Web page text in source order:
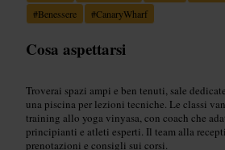
#Benessere #CanaryWharf
Cosa aspettarsi
Troverai spazi ampi e ben tenuti, sale
una piscina per lezioni tecniche. Le classi
training allo yoga vinyasa, con coach che
principianti e atleti esperti. Il team alla
prenotazioni e consigli sui corsi.